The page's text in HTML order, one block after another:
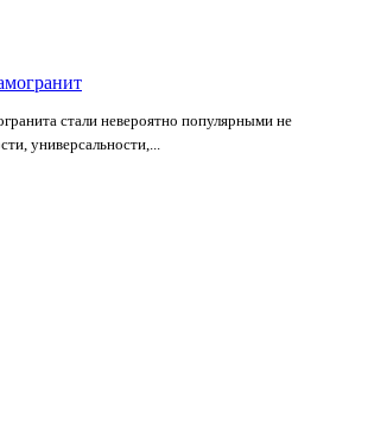
стали невероятно популярными не
универсальности,...